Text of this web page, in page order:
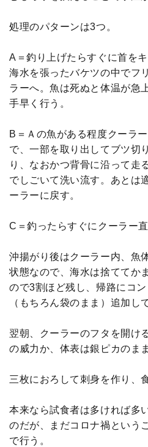
処理のパターンは3つ。
A＝釣り上げたらすぐに首を
海水を張ったバケツの中でフ
ラーへ。魚は死ぬと体温が急
手早く行う。
B＝Ａの魚がある程度クーラ
で、一部を取り出してブツ切
り、なおかつ背骨に沿って走
でしごいて洗い流す。あとは
ーラーに戻す。
C＝釣ったらすぐにクーラー直
沖揚がり後はクーラー内、魚
状態なので、海水は捨ててか
ので3割ほど残し、帰路にコ
（もちろん袋のまま）追加し
翌朝、クーラーのフタを開け
の威力か、体表は銀ピカのまま
三枚におろして刺身を作り、
本来なら試食者は多ければ多
のだが、まだコロナ禍という
で行う。